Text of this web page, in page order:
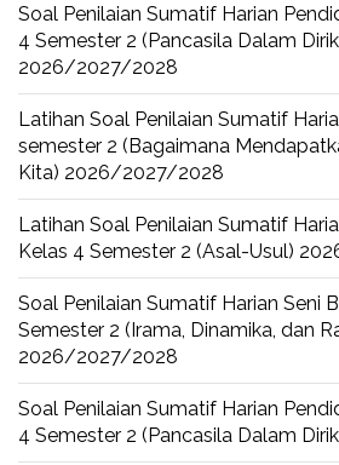
Soal Penilaian Sumatif Harian
4 Semester 2 (Pancasila Dalam
2026/2027/2028
Latihan Soal Penilaian Sumatif
semester 2 (Bagaimana
Kita) 2026/2027/2028
Latihan Soal Penilaian Sumatif
Kelas 4 Semester 2 (Asal-Usul)
Soal Penilaian Sumatif Harian Seni
Semester 2 (Irama, Dinamika, dan
2026/2027/2028
Soal Penilaian Sumatif Harian
4 Semester 2 (Pancasila Dalam